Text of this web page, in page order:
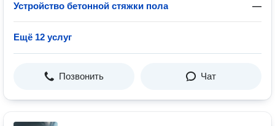
Устройство бетонной стяжки пола —
Ещё 12 услуг
Позвонить Чат